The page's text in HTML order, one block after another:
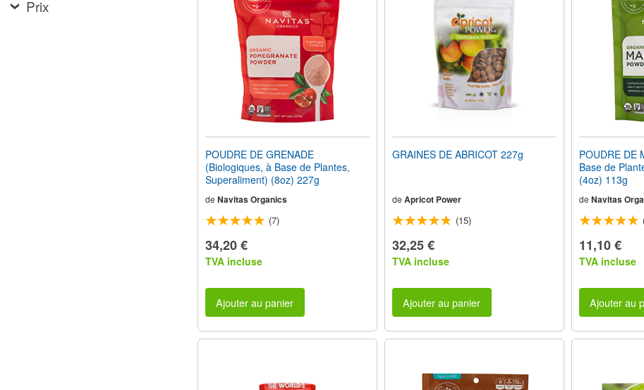
Prix
POUDRE DE GRENADE
(Biologiques, à Base de Plantes,
Superaliment) (8oz) 227g
de Navitas Organics
(7)
34,20 €
TVA incluse
Ajouter au panier
GRAINES DE ABRICOT 227g
de Apricot Power
(15)
32,25 €
TVA incluse
Ajouter au panier
POUDRE DE
Base de
(4oz) 113g
de Navitas
11,10 €
TVA incluse
Ajouter au